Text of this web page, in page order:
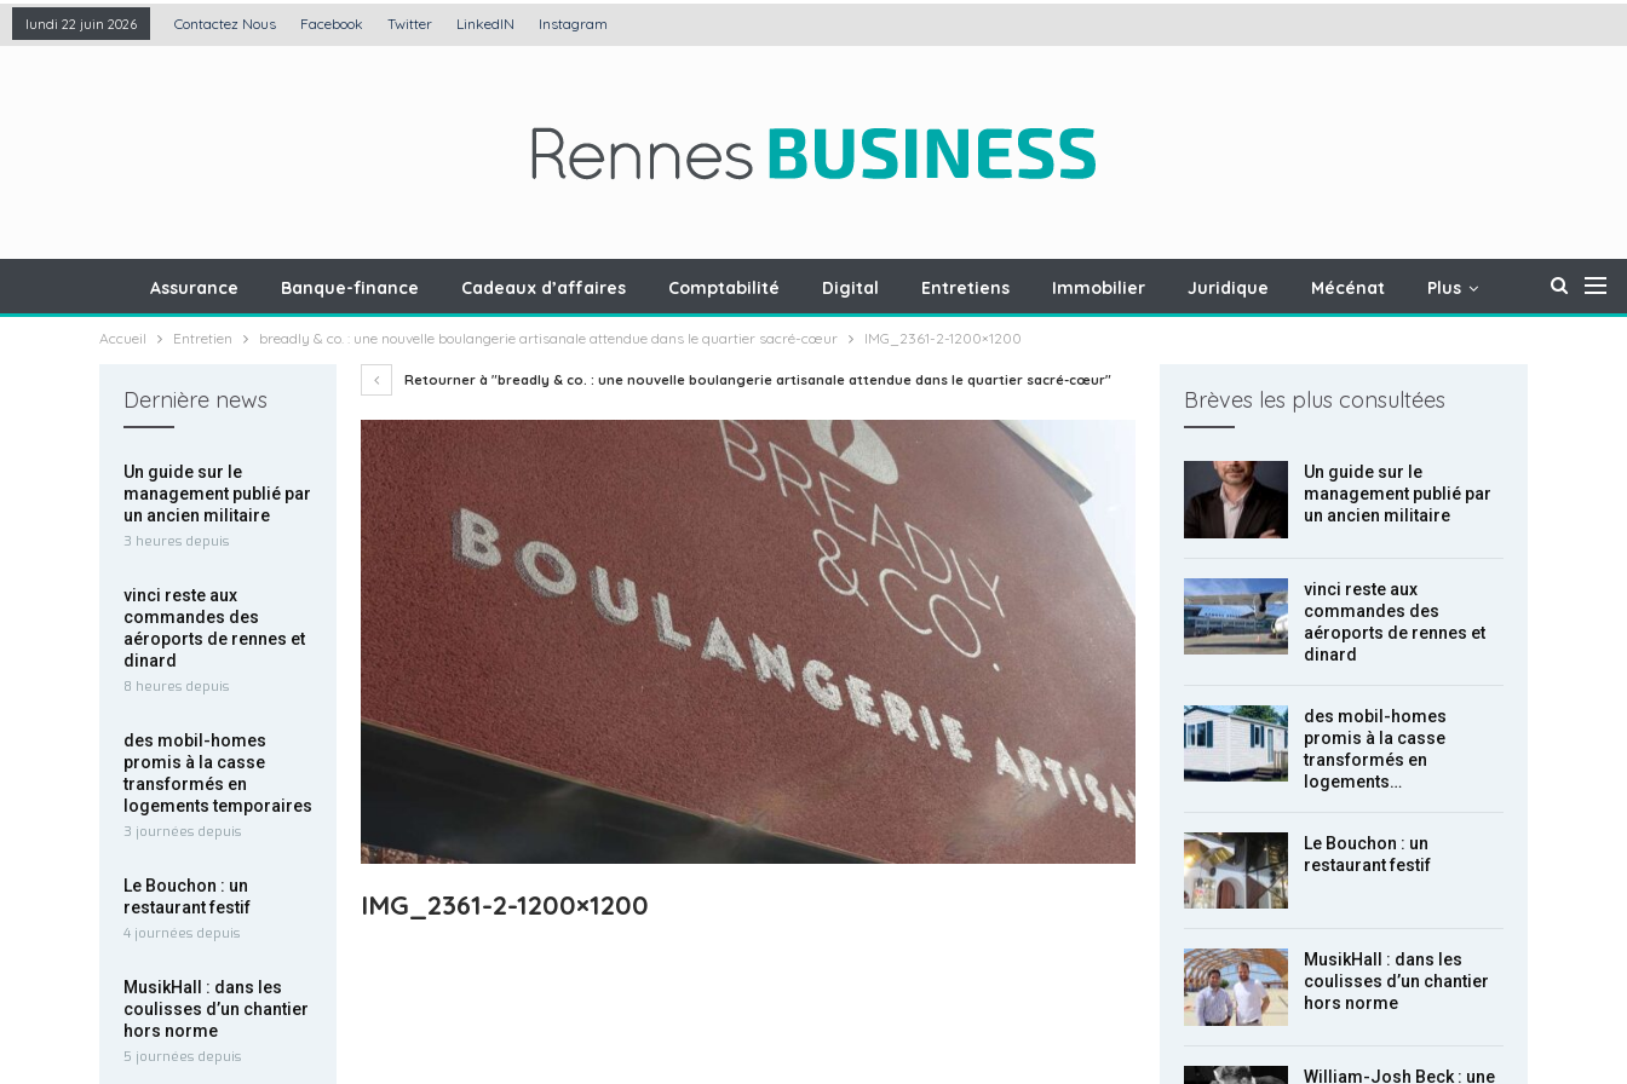
lundi 22 juin 2026 Contactez Nous Facebook Twitter LinkedIN Instagram
Assurance Banque-finance Cadeaux d’affaires Comptabilité Digital Entretiens Immobilier Juridique Mécénat Plus
Accueil Entretien breadly & co. : une nouvelle boulangerie artisanale attendue dans le quartier sacré-cœur IMG_2361-2-1200×1200
Retourner à "breadly & co. : une nouvelle boulangerie artisanale attendue dans le quartier sacré-cœur"
IMG_2361-2-1200×1200
Brèves les plus consultées
Un guide sur le
management publié par
un ancien militaire
vinci reste aux
commandes des
aéroports de rennes et
dinard
des mobil-homes
promis à la casse
transformés en
logements…
Le Bouchon : un
restaurant festif
MusikHall : dans les
coulisses d’un chantier
hors norme
William-Josh Beck : une
Dernière news
Un guide sur le
management publié par
un ancien militaire
3 heures depuis
vinci reste aux
commandes des
aéroports de rennes et
dinard
8 heures depuis
des mobil-homes
promis à la casse
transformés en
logements temporaires
3 journées depuis
Le Bouchon : un
restaurant festif
4 journées depuis
MusikHall : dans les
coulisses d’un chantier
hors norme
5 journées depuis